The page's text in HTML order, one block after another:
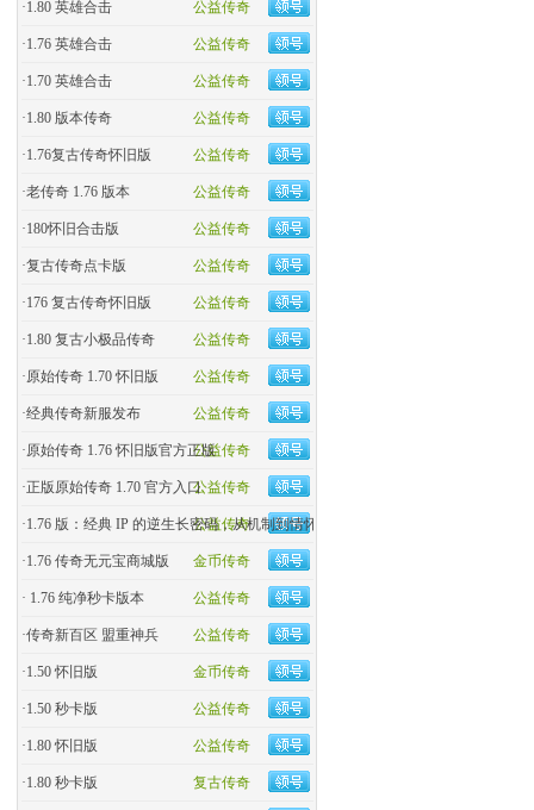
公益传奇
·1.80 英雄合击
公益传奇
·1.76 英雄合击
公益传奇
·1.70 英雄合击
公益传奇
·1.80 版本传奇
公益传奇
·1.76复古传奇怀旧版
公益传奇
·老传奇 1.76 版本
公益传奇
·180怀旧合击版
公益传奇
·复古传奇点卡版
公益传奇
·176 复古传奇怀旧版
公益传奇
·1.80 复古小极品传奇
公益传奇
·原始传奇 1.70 怀旧版
公益传奇
·经典传奇新服发布
公益传奇
·原始传奇 1.76 怀旧版官方正版
公益传奇
·正版原始传奇 1.70 官方入口
公益传奇
·1.76 版：经典 IP 的逆生长密码，从机制到情怀的全民�
金币传奇
·1.76 传奇无元宝商城版
公益传奇
· 1.76 纯净秒卡版本
公益传奇
·传奇新百区 盟重神兵
金币传奇
·1.50 怀旧版
公益传奇
·1.50 秒卡版
公益传奇
·1.80 怀旧版
复古传奇
·1.80 秒卡版